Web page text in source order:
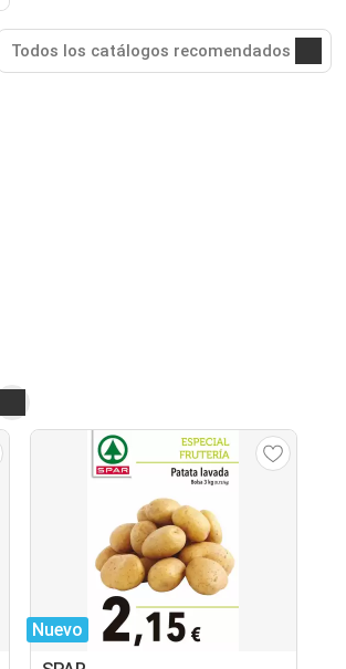
Todos los catálogos recomendados
Nuevo